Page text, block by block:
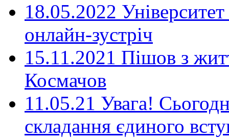
18.05.2022 Університет
онлайн-зустріч
15.11.2021 Пішов з
Космачов
11.05.21 Увага!
складання єдиного